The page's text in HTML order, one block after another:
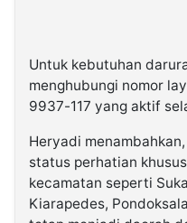
Untuk kebutuhan
menghubungi nomor
9937-117 yang aktif
Heryadi
status perhatian
kecamatan seperti
Kiarapedes,